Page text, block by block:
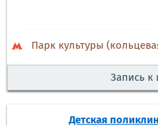
Парк культуры
Запись к
Детская